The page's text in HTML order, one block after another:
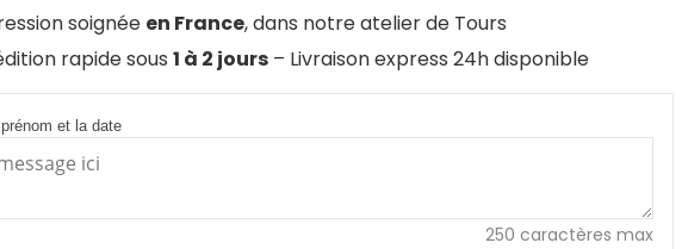
soignée en France, dans notre atelier de Tours
rapide sous1 à 2 jours – Livraison express 24h disponible
prénom et la date
250 caractères max